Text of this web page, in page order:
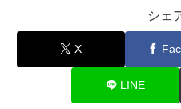
シェ
X
LINE